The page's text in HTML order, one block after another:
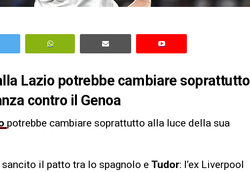
Lazio potrebbe cambiare soprattutto
contro il Genoa
potrebbe cambiare soprattutto alla luce della sua
il patto tra lo spagnolo e Tudor: l’ex Liverpool